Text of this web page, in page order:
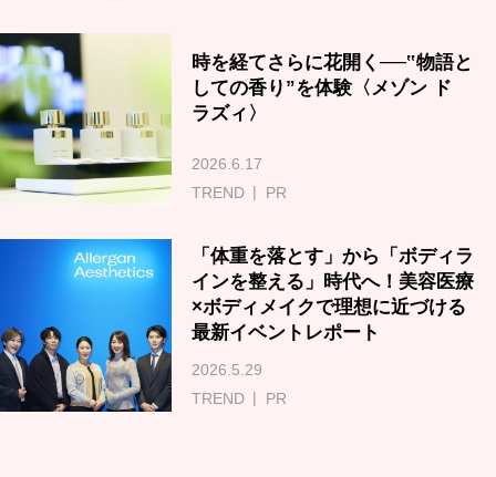
時を経てさらに花開く──‟物語と
しての香り”を体験〈メゾン ド
ラズィ〉
2026.6.17
TREND
PR
「体重を落とす」から「ボディラ
インを整える」時代へ！美容医療
×ボディメイクで理想に近づける
最新イベントレポート
2026.5.29
TREND
PR